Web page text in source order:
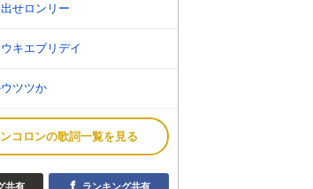
せロンリー
キエブリデイ
ツツか
コロンの歌詞一覧を見る
共有 ランキング共有